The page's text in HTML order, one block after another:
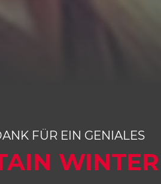
FÜR EIN GENIALES